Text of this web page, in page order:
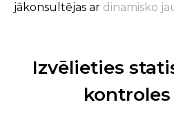
jākonsultējas ar dinamisko
Izvēlieties